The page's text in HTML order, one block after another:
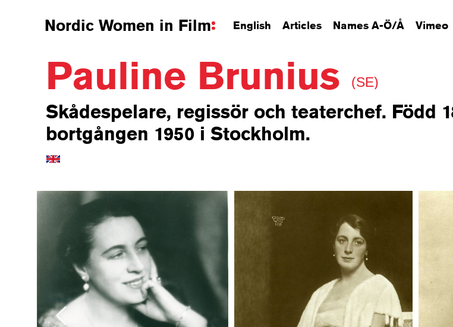
Nordic Women in Film English Articles Names A-Ö/Å Vimeo
Pauline Brunius (SE)
Skådespelare, regissör och teaterchef. Född
bortgången 1950 i Stockholm.
Previous